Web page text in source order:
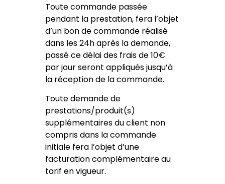
Toute commande passée
pendant la prestation, fera l’objet
d’un bon de commande réalisé
dans les 24h après la demande,
passé ce délai des frais de 10€
par jour seront appliqués jusqu’à
la réception de la commande.
Toute demande de
prestations/produit(s)
supplémentaires du client non
compris dans la commande
initiale fera l’objet d’une
facturation complémentaire au
tarif en vigueur.